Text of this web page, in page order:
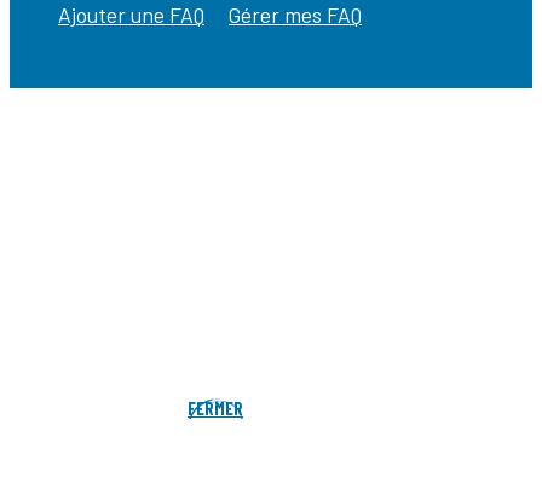
Ajouter une FAQ Gérer mes FAQ
FERMER